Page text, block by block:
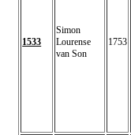
1533
Simon
Lourense
van Son
1753